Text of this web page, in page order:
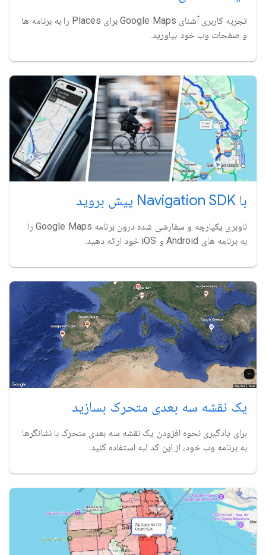
تجربه کاربری آشنای Google Maps برای Places را به برنامه ها
و صفحات وب خود بیاورید.
با Navigation SDK پیش بروید
ناوبری یکپارچه و سفارشی شده درون برنامه Google Maps را
به برنامه های Android و iOS خود ارائه دهید.
یک نقشه سه بعدی متحرک بسازید
برای یادگیری نحوه افزودن یک نقشه سه بعدی متحرک با نشانگرها
به برنامه وب خود، از این کد لبه استفاده کنید.